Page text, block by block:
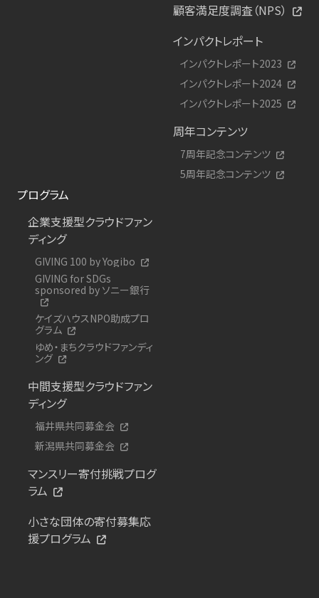
顧客満足度調査（NPS）
インパクトレポート
インパクトレポート2023
インパクトレポート2024
インパクトレポート2025
周年コンテンツ
7周年記念コンテンツ
5周年記念コンテンツ
プログラム
企業支援型クラウドファン
ディング
GIVING 100 by Yogibo
GIVING for SDGs
sponsored by ソニー銀行
ケイズハウスNPO助成プロ
グラム
ゆめ・まちクラウドファンディ
ング
中間支援型クラウドファン
ディング
福井県共同募金会
新潟県共同募金会
マンスリー寄付挑戦プログ
ラム
小さな団体の寄付募集応
援プログラム